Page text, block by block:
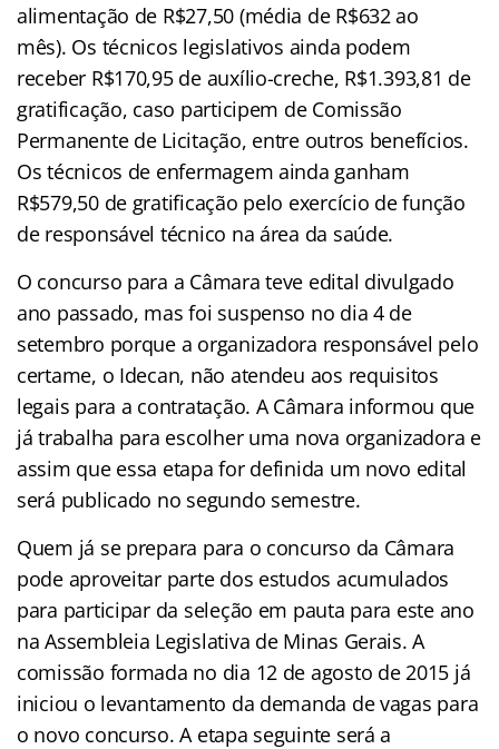
alimentação de R$27,50 (média de R$632 ao
mês). Os técnicos legislativos ainda podem
receber R$170,95 de auxílio-creche, R$1.393,81 de
gratificação, caso participem de Comissão
Permanente de Licitação, entre outros benefícios.
Os técnicos de enfermagem ainda ganham
R$579,50 de gratificação pelo exercício de função
de responsável técnico na área da saúde.
O concurso para a Câmara teve edital divulgado
ano passado, mas foi suspenso no dia 4 de
setembro porque a organizadora responsável pelo
certame, o Idecan, não atendeu aos requisitos
legais para a contratação. A Câmara informou que
já trabalha para escolher uma nova organizadora e
assim que essa etapa for definida um novo edital
será publicado no segundo semestre.
Quem já se prepara para o concurso da Câmara
pode aproveitar parte dos estudos acumulados
para participar da seleção em pauta para este ano
na Assembleia Legislativa de Minas Gerais. A
comissão formada no dia 12 de agosto de 2015 já
iniciou o levantamento da demanda de vagas para
o novo concurso. A etapa seguinte será a